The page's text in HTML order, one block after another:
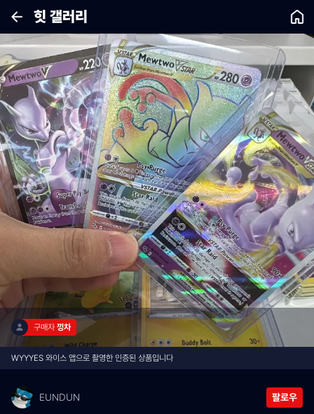
힛 갤러리
구매자 낑차
WYYYES 와이스 앱으로 촬영한 인증된 상품입니다
EUNDUN 팔로우